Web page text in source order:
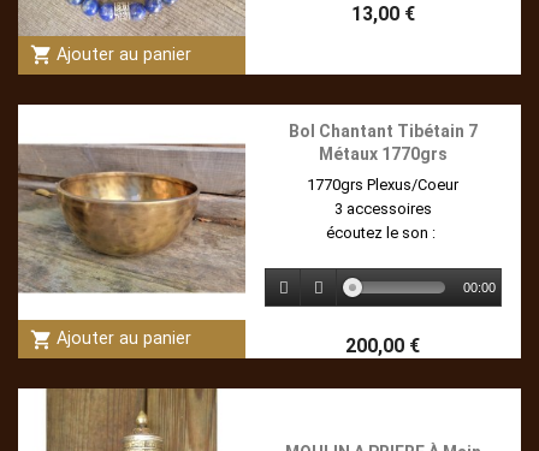
shopping_cart Ajouter au panier
13,00 €
shopping_cart Ajouter au panier
Bol Chantant Tibétain 7
Métaux 1770grs
1770grs Plexus/Coeur
3 accessoires
écoutez le son :
00:00
200,00 €